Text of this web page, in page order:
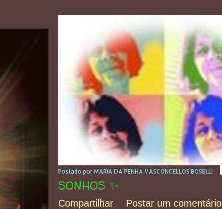
Postado por MARIA DA PENHA VASCONCELLOS BOSELLI
SONHOS ✨
Compartilhar Postar um comentário